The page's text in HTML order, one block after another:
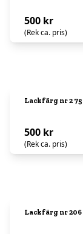
500 kr
(Rek ca. pris)
Lackfärg nr 2
500 kr
(Rek ca. pris)
Lackfärg nr 206